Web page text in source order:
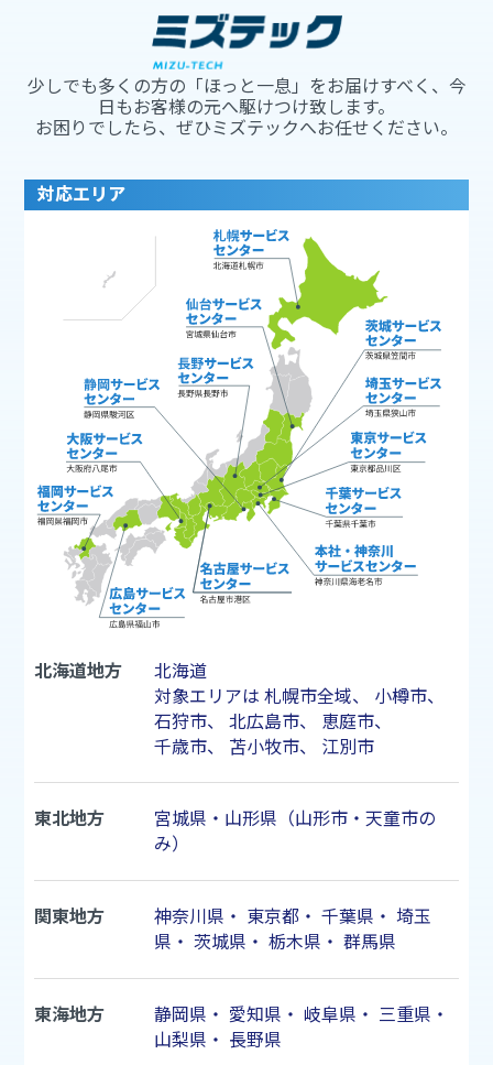
少しでも多くの方の「ほっと一息」をお届けすべく、今
日もお客様の元へ駆けつけ致します。
お困りでしたら、ぜひミズテックへお任せください。
対応エリア
北海道地方
北海道
対象エリアは 札幌市全域、 小樽市、
石狩市、 北広島市、 恵庭市、
千歳市、 苫小牧市、 江別市
東北地方
宮城県・山形県（山形市・天童市の
み）
関東地方 神奈川県 ・ 東京都・ 千葉県 ・ 埼玉
県 ・ 茨城県 ・ 栃木県 ・ 群馬県
東海地方 静岡県 ・ 愛知県 ・ 岐阜県 ・ 三重県 ・
山梨県 ・ 長野県